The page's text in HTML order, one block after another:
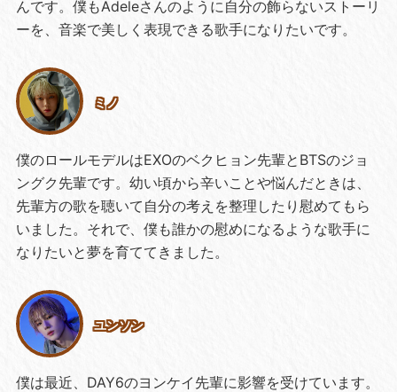
んです。僕もAdeleさんのように自分の飾らないストーリ
ーを、音楽で美しく表現できる歌手になりたいです。
ミノ
僕のロールモデルはEXOのベクヒョン先輩とBTSのジョ
ングク先輩です。幼い頃から辛いことや悩んだときは、
先輩方の歌を聴いて自分の考えを整理したり慰めてもら
いました。それで、僕も誰かの慰めになるような歌手に
なりたいと夢を育ててきました。
ユンソン
僕は最近、DAY6のヨンケイ先輩に影響を受けています。